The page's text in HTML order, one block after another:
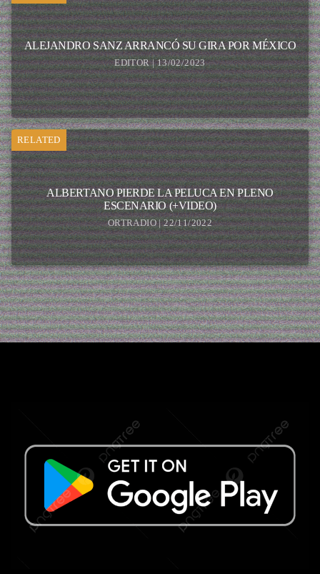
ALEJANDRO SANZ ARRANCÓ SU GIRA POR MÉXICO
EDITOR | 13/02/2023
RELATED
ALBERTANO PIERDE LA PELUCA EN PLENO
ESCENARIO (+VIDEO)
ORTRADIO | 22/11/2022